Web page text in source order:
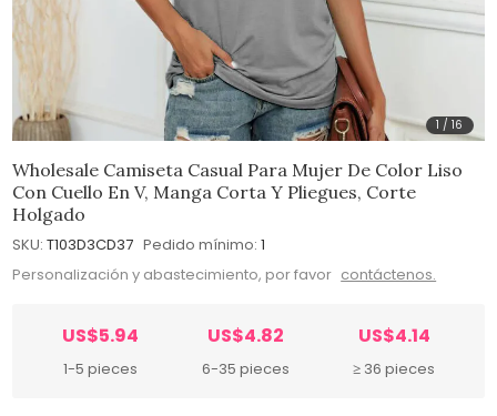
1 /16
Wholesale Camiseta Casual Para Mujer De Color Liso
Con Cuello En V, Manga Corta Y Pliegues, Corte
Holgado
SKU: T103D3CD37 Pedido mínimo: 1
Personalización y abastecimiento, por favor contáctenos.
US$5.94
1-5 pieces
US$4.82
6-35 pieces
US$4.14
≥ 36 pieces